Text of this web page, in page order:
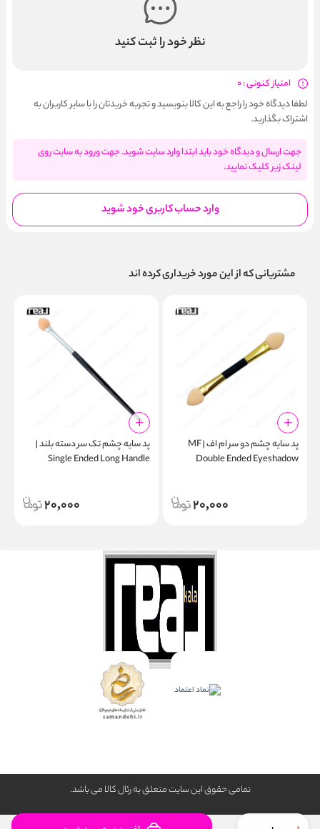
نظر خود را ثبت کنید
امتیاز کنونی : 0
لطفا دیدگاه خود را راجع به این کالا بنویسید و تجربه خریدتان را با سایر کاربران به
اشتراک بگذارید.
جهت ارسال و دیدگاه خود باید ابتدا وارد سایت شوید. جهت ورود به سایت روی
لینک زیر کلیک نمایید.
وارد حساب کاربری خود شوید
مشتریانی که از این مورد خریداری کرده اند
پد سایه چشم دو سر ام اف | MF
Double Ended Eyeshadow
20,000
پد سایه چشم تک سر دسته بلند |
Single Ended Long Handle
20,000
تمامی حقوق این سایت متعلق به رئال كالا می باشد.